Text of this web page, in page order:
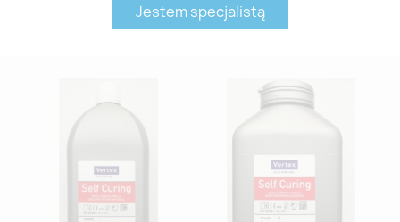
Jestem specjalistą
Dodaj do koszyka Dodaj do koszyka